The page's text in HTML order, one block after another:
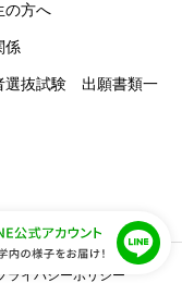
の方へ
係
選抜試験 出願書類一
プライバシーポリシー